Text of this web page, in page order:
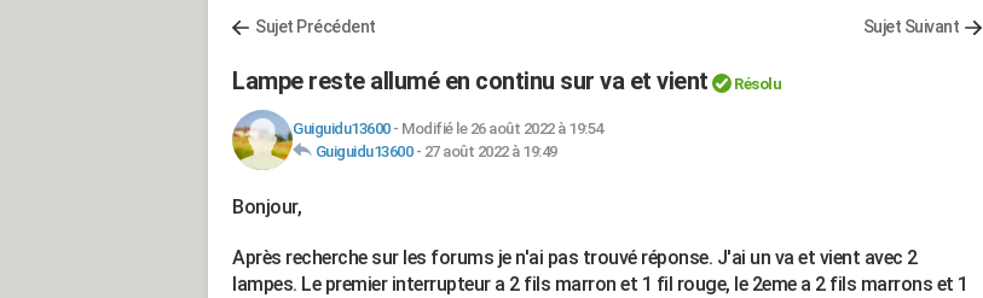
Sujet Précédent Sujet Suivant
Lampe reste allumé en continu sur va et vient Résolu
Guiguidu13600- Modifié le 26 août 2022 à 19:54
Guiguidu13600- 27 août 2022 à 19:49
Bonjour,
Après recherche sur les forums je n'ai pas trouvé réponse. J'ai un va et vient avec 2
lampes. Le premier interrupteur a 2 fils marron et 1 fil rouge, le 2eme a 2 fils marrons et 1